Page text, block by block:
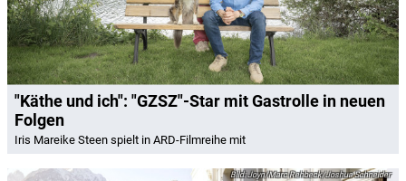
"Käthe und ich": "GZSZ"-Star mit Gastrolle in neuen
Folgen
Iris Mareike Steen spielt in ARD-Filmreihe mit
Joyn/Marc Rehbeck/Joshua Schneider